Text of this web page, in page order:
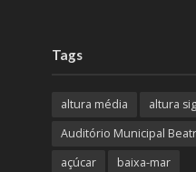
Tags
altura média altura
Auditório Municipal
açúcar
baixa-mar